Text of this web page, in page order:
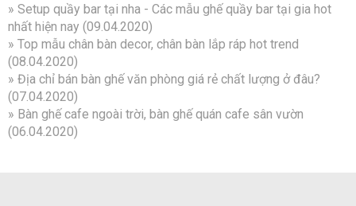
» Setup quầy bar tại nha - Các mẫu ghế quầy bar tại gia hot
nhất hiện nay (09.04.2020)
» Top mẫu chân bàn decor, chân bàn lắp ráp hot trend
(08.04.2020)
» Địa chỉ bán bàn ghế văn phòng giá rẻ chất lượng ở đâu?
(07.04.2020)
» Bàn ghế cafe ngoài trời, bàn ghế quán cafe sân vườn
(06.04.2020)